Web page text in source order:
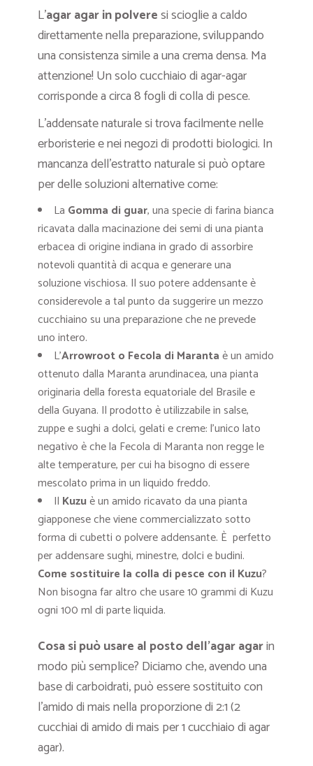
L’agar agar in polveresi scioglie a caldo
direttamente nella preparazione, sviluppando
una consistenza simile a una crema densa. Ma
attenzione! Un solo cucchiaio di agar-agar
corrisponde a circa 8 fogli di colla di pesce.
L’addensate naturale si trova facilmente nelle
erboristerie e nei negozi di prodotti biologici. In
mancanza dell’estratto naturale si può optare
per delle soluzioni alternative come:
La Gomma di guar, una specie di farina bianca
ricavata dalla macinazione dei semi di una pianta
erbacea di origine indiana in grado di assorbire
notevoli quantità di acqua e generare una
soluzione vischiosa. Il suo potere addensante è
considerevole a tal punto da suggerire un mezzo
cucchiaino su una preparazione che ne prevede
uno intero.
L’Arrowroot o Fecola di Marantaè un amido
ottenuto dalla Maranta arundinacea, una pianta
originaria della foresta equatoriale del Brasile e
della Guyana. Il prodotto è utilizzabile in salse,
zuppe e sughi a dolci, gelati e creme: l’unico lato
negativo è che la Fecola di Maranta non regge le
alte temperature, per cui ha bisogno di essere
mescolato prima in un liquido freddo.
Il Kuzuè un amido ricavato da una pianta
giapponese che viene commercializzato sotto
forma di cubetti o polvere addensante. È perfetto
per addensare sughi, minestre, dolci e budini.
Come sostituire la colla di pesce con il Kuzu?
Non bisogna far altro che usare 10 grammi di Kuzu
ogni 100 ml di parte liquida.
Cosa si può usare al posto dell’agar agarin
modo più semplice? Diciamo che, avendo una
base di carboidrati, può essere sostituito con
l’amido di mais nella proporzione di 2:1 (2
cucchiai di amido di mais per 1 cucchiaio di agar
agar).